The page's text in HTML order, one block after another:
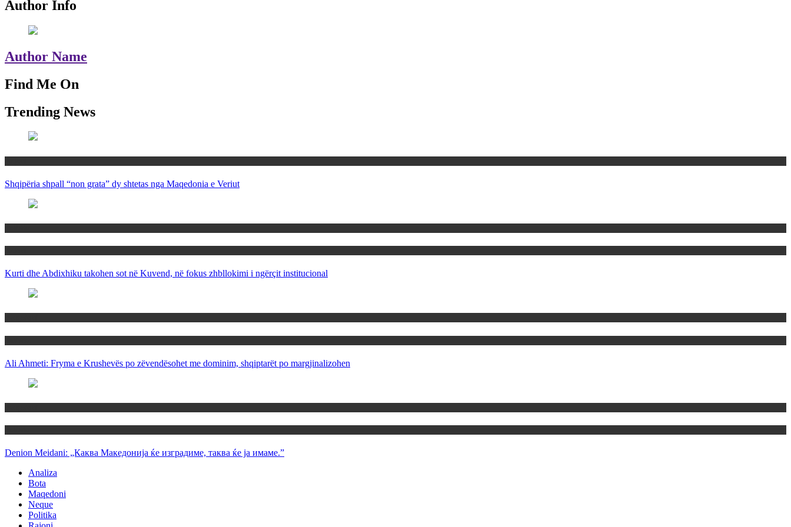
Author Info
Author Name
Find Me On
Trending News
Shqipëria shpall “non grata” dy shtetas nga Maqedonia e Veriut
Kurti dhe Abdixhiku takohen sot në Kuvend, në fokus zhbllokimi i ngërçit institucional
Ali Ahmeti: Fryma e Krushevës po zëvendësohet me dominim, shqiptarët po margjinalizohen
Denion Meidani: „Каква Македонија ќе изградиме, таква ќе ја имаме.”
Analiza
Bota
Maqedoni
Neque
Politika